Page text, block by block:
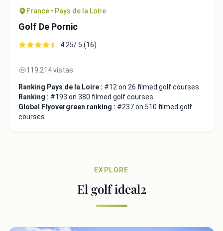
France • Pays de la Loire
Golf De Pornic
4.25/ 5 (16)
119,214 vistas
Ranking Pays de la Loire : #12 on 26 filmed golf courses
Ranking : #193 on 380 filmed golf courses
Global Flyovergreen ranking : #237 on 510 filmed golf
courses
EXPLORE
El golf ideal2